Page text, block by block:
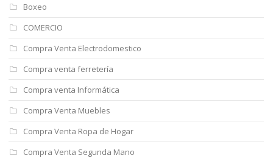
Boxeo
COMERCIO
Compra Venta Electrodomestico
Compra venta ferretería
Compra venta Informática
Compra Venta Muebles
Compra Venta Ropa de Hogar
Compra Venta Segunda Mano